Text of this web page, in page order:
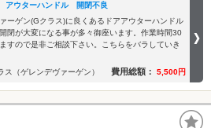
ウターハンドル 開閉不良
ーゲン(Gクラス)に良くあるドアアウターハンドル
閉が大変になる事が多々御座います。作業時間30
すので是非ご相談下さい。こちらをバラしていき
（ゲレンデヴァーゲン） 費用総額： 5,500円